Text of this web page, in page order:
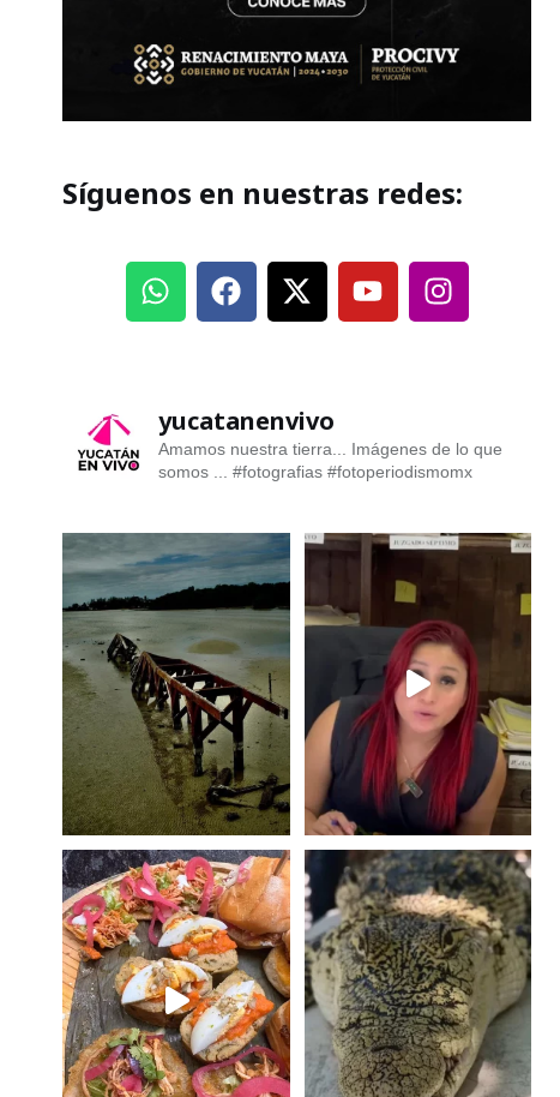
Síguenos en nuestras redes:
yucatanenvivo
Amamos nuestra tierra... Imágenes de lo que
somos ... #fotografias #fotoperiodismomx